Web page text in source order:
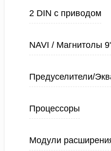
2 DIN с приводом
NAVI / Магнитолы
Предуселители/
Процессоры
Модули